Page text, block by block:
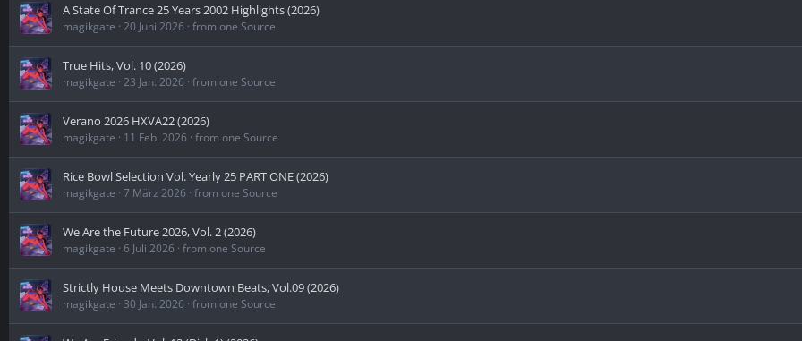
A State Of Trance 25 Years 2002 Highlights (2026)
magikgate 20 Juni 2026 from one Source
True Hits, Vol. 10 (2026)
magikgate 23 Jan. 2026 from one Source
Verano 2026 HXVA22 (2026)
magikgate 11 Feb. 2026 from one Source
Rice Bowl Selection Vol. Yearly 25 PART ONE (2026)
magikgate 7 März 2026 from one Source
We Are the Future 2026, Vol. 2 (2026)
magikgate 6 Juli 2026 from one Source
Strictly House Meets Downtown Beats, Vol.09 (2026)
magikgate 30 Jan. 2026 from one Source